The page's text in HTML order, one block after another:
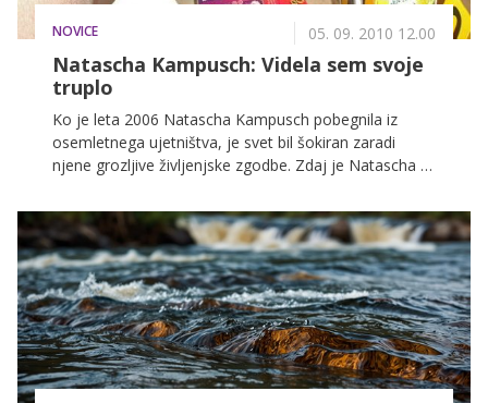
NOVICE 05. 09. 2010 12.00
Natascha Kampusch: Videla sem svoje
truplo
Ko je leta 2006 Natascha Kampusch pobegnila iz
osemletnega ujetništva, je svet bil šokiran zaradi
njene grozljive življenjske zgodbe. Zdaj je Natascha v
prisilnega bivanja v kleti Wolfganga Priklopila.